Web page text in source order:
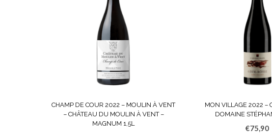
CHAMP DE COUR 2022 – MOULIN À VENT
– CHÂTEAU DU MOULIN À VENT –
MAGNUM 1,5L
MON VILLAGE 2022 –
DOMAINE
€75,90